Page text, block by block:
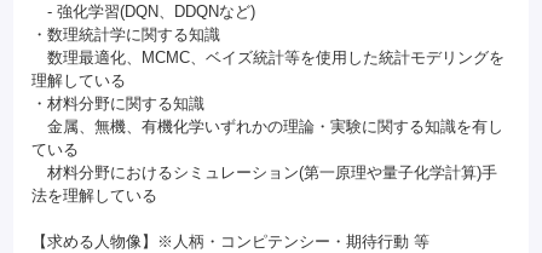
- 強化学習(DQN、DDQNなど)
・数理統計学に関する知識
数理最適化、MCMC、ベイズ統計等を使用した統計モデリングを
理解している
・材料分野に関する知識
金属、無機、有機化学いずれかの理論・実験に関する知識を有し
ている
材料分野におけるシミュレーション(第一原理や量子化学計算)手
法を理解している
【求める人物像】※人柄・コンピテンシー・期待行動 等